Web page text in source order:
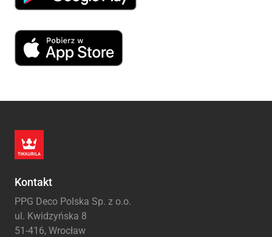
Kontakt
PPG Deco Polska Sp. z o.o.
ul. Kwidzyńska 8
51-416, Wrocław